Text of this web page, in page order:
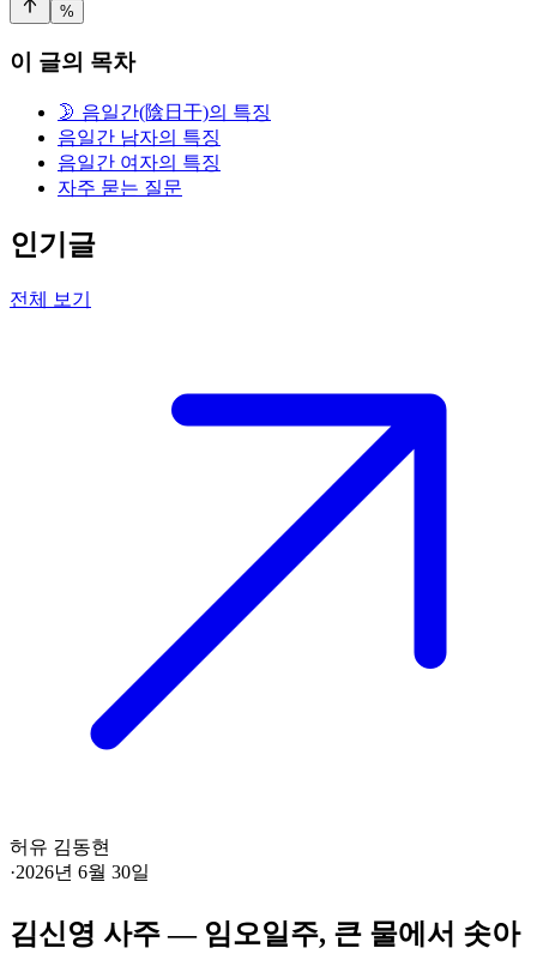
%
이 글의 목차
🌛 음일간(陰日干)의 특징
음일간 남자의 특징
음일간 여자의 특징
자주 묻는 질문
인기글
전체 보기
허유 김동현
·2026년 6월 30일
김신영 사주 — 임오일주, 큰 물에서 솟아